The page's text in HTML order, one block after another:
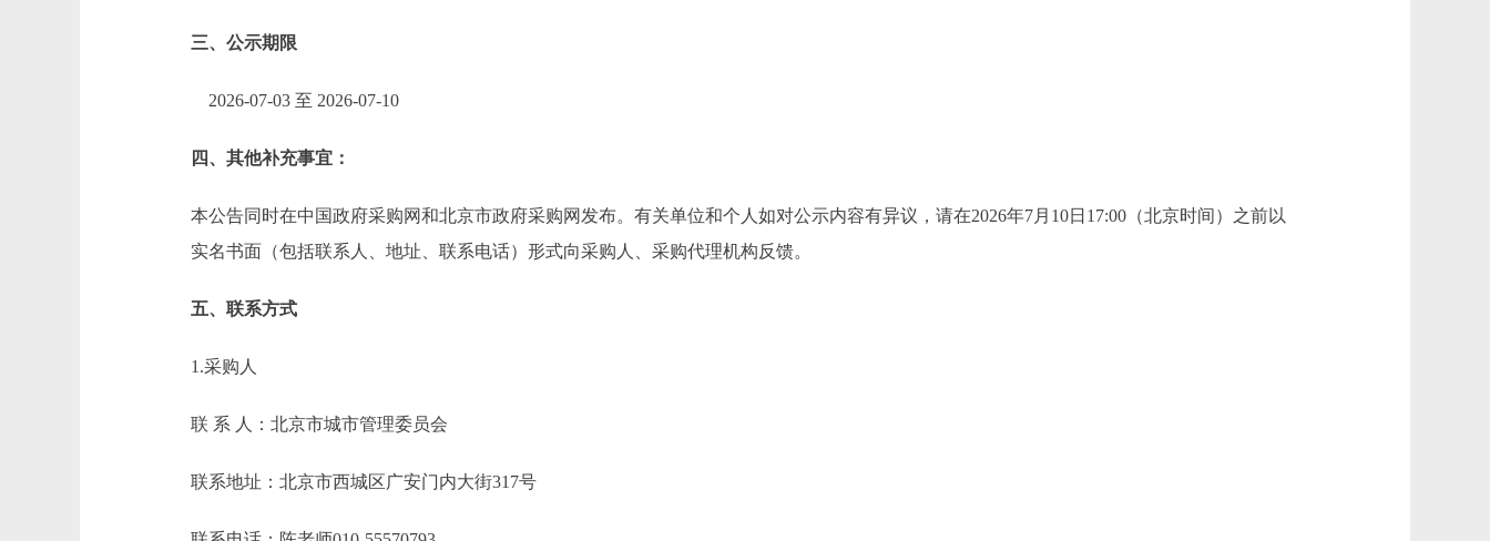
三、公示期限
2026-07-03 至 2026-07-10
四、其他补充事宜：
本公告同时在中国政府采购网和北京市政府采购网发布。有关单位和个人如对公示内容有异议，请在2026年7月10日17:00（北京时间）之前以
实名书面（包括联系人、地址、联系电话）形式向采购人、采购代理机构反馈。
五、联系方式
1.采购人
联 系 人：北京市城市管理委员会
联系地址：北京市西城区广安门内大街317号